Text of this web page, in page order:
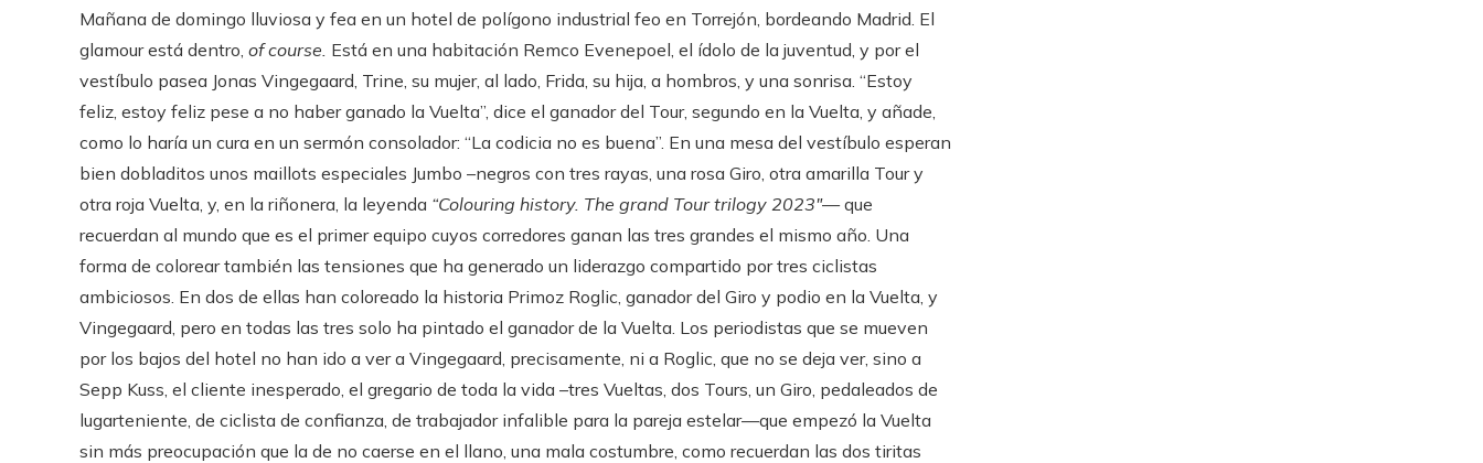
Mañana de domingo lluviosa y fea en un hotel de polígono industrial feo en Torrejón, bordeando Madrid. El
glamour está dentro, of course. Está en una habitación Remco Evenepoel, el ídolo de la juventud, y por el
vestíbulo pasea Jonas Vingegaard, Trine, su mujer, al lado, Frida, su hija, a hombros, y una sonrisa. “Estoy
feliz, estoy feliz pese a no haber ganado la Vuelta”, dice el ganador del Tour, segundo en la Vuelta, y añade,
como lo haría un cura en un sermón consolador: “La codicia no es buena”. En una mesa del vestíbulo esperan
bien dobladitos unos maillots especiales Jumbo –negros con tres rayas, una rosa Giro, otra amarilla Tour y
otra roja Vuelta, y, en la riñonera, la leyenda “Colouring history. The grand Tour trilogy 2023″— que
recuerdan al mundo que es el primer equipo cuyos corredores ganan las tres grandes el mismo año. Una
forma de colorear también las tensiones que ha generado un liderazgo compartido por tres ciclistas
ambiciosos. En dos de ellas han coloreado la historia Primoz Roglic, ganador del Giro y podio en la Vuelta, y
Vingegaard, pero en todas las tres solo ha pintado el ganador de la Vuelta. Los periodistas que se mueven
por los bajos del hotel no han ido a ver a Vingegaard, precisamente, ni a Roglic, que no se deja ver, sino a
Sepp Kuss, el cliente inesperado, el gregario de toda la vida –tres Vueltas, dos Tours, un Giro, pedaleados de
lugarteniente, de ciclista de confianza, de trabajador infalible para la pareja estelar—que empezó la Vuelta
sin más preocupación que la de no caerse en el llano, una mala costumbre, como recuerdan las dos tiritas